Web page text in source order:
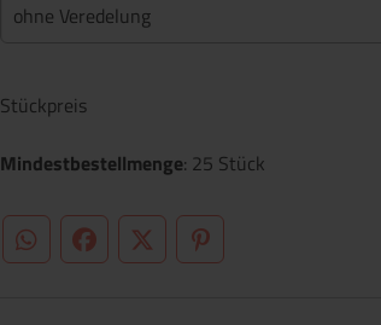
ohne Veredelung
Stückpreis
Mindestbestellmenge: 25 Stück
WhatsAppFacebookTwitterPinterest